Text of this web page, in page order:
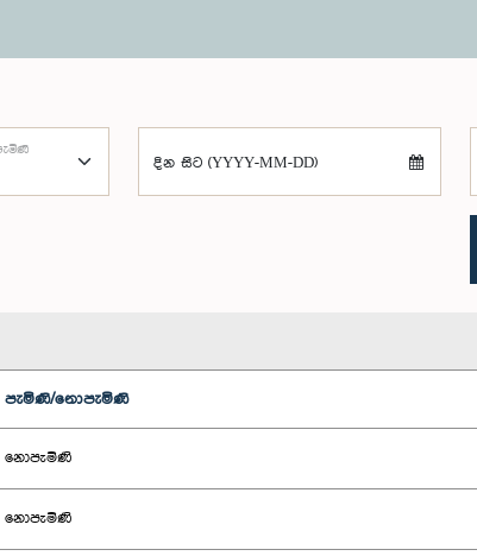
දින සිට (YYYY-MM-DD)
පැමිණි/නොපැමිණි
නොපැමිණි
නොපැමිණි